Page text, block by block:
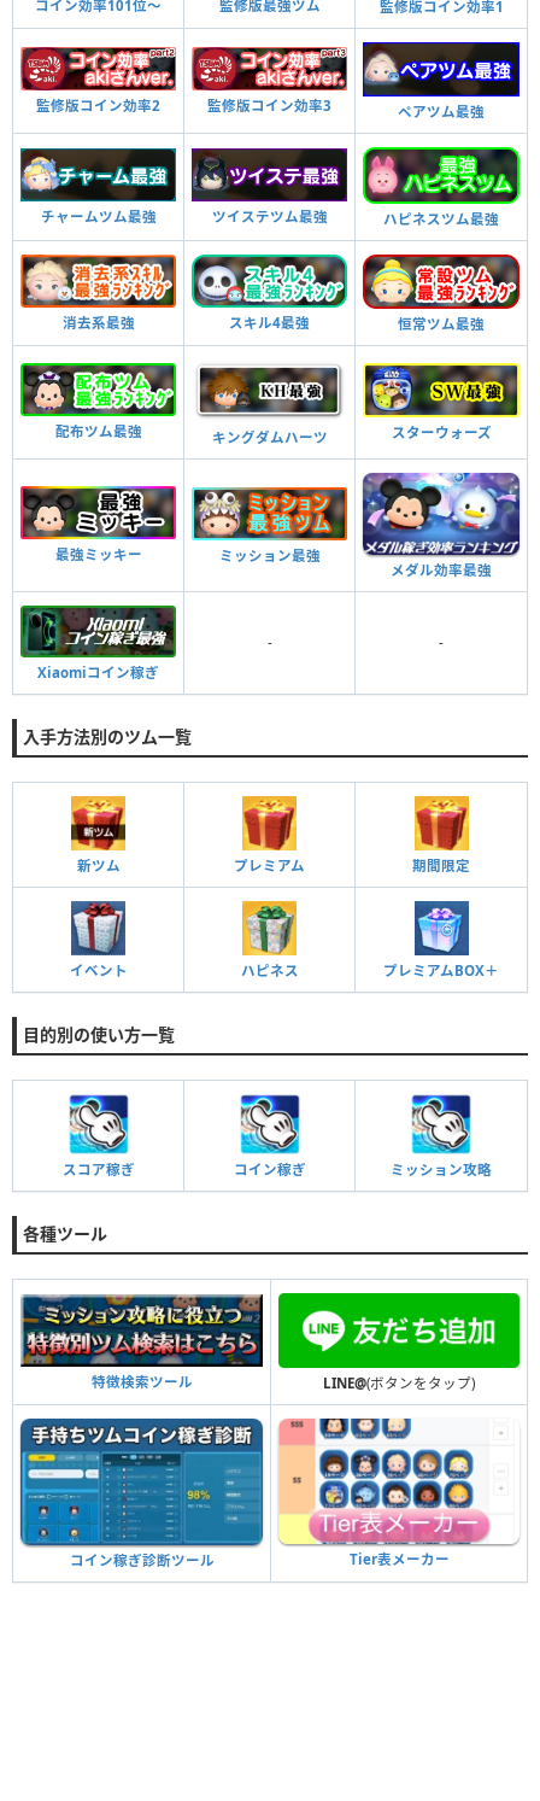
コイン効率101位〜 監修版最強ツム 監修版コイン効率1
監修版コイン効率2 監修版コイン効率3 ペアツム最強
チャームツム最強 ツイステツム最強 ハピネスツム最強
消去系最強 スキル4最強 恒常ツム最強
配布ツム最強 キングダムハーツ スターウォーズ
最強ミッキー ミッション最強
メダル効率最強
Xiaomiコイン稼ぎ
- -
入手方法別のツム一覧
新ツム プレミアム 期間限定
イベント ハピネス プレミアムBOX＋
目的別の使い方一覧
スコア稼ぎ コイン稼ぎ ミッション攻略
各種ツール
特徴検索ツール LINE@(ボタンをタップ)
コイン稼ぎ診断ツール Tier表メーカー